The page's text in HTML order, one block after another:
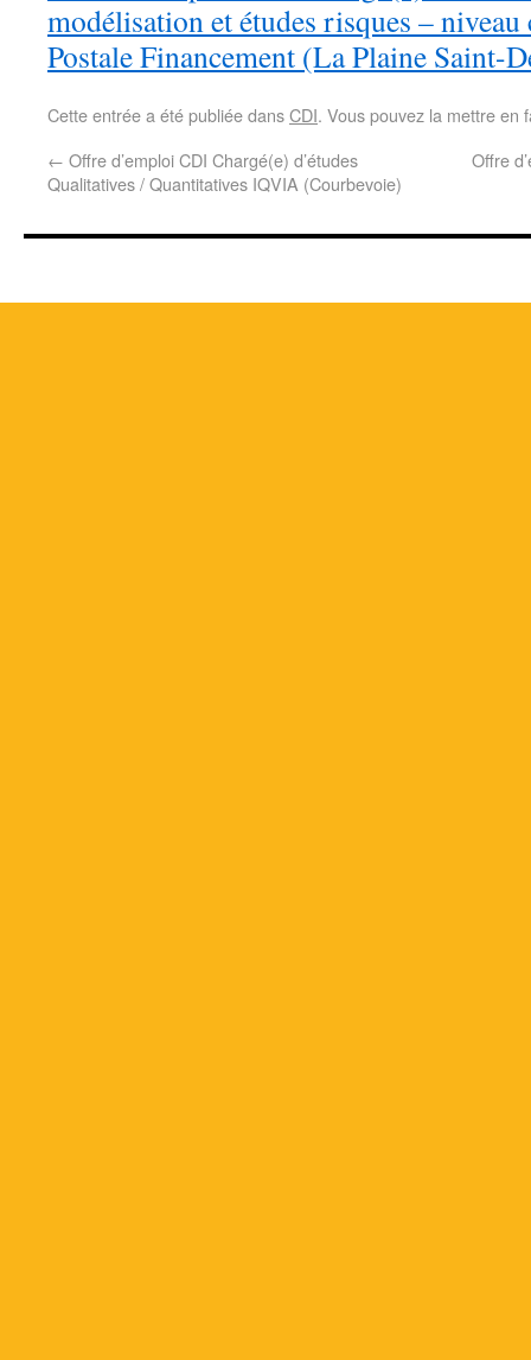
modélisation et études risques –
Postale Financement (La Plaine Saint-
Cette entrée a été publiée dansCDI. Vous pouvez la mettre en
← Offre d’emploi CDI Chargé(e) d’études
Qualitatives / Quantitatives IQVIA (Courbevoie)
Offre